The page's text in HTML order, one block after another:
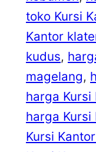
toko Kursi
Kantor
kudus,
magelang,
harga Kursi
harga Kursi
Kursi